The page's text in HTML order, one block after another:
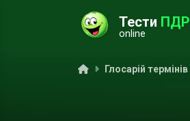
Тести ПДР
online
ГоловнаГлосарій термінів